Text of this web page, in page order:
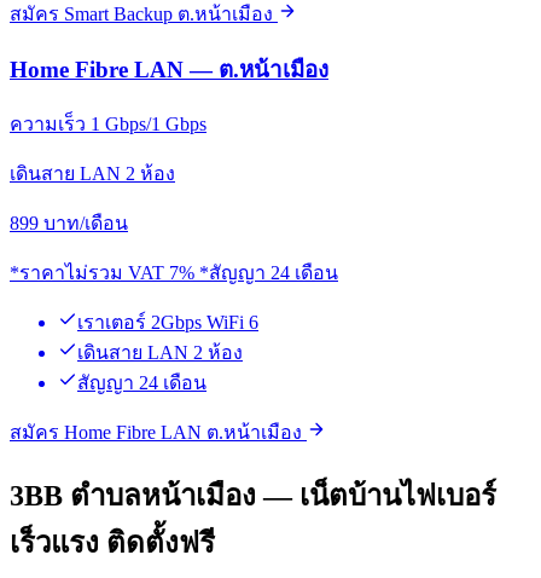
สมัคร Smart Backup ต.หน้าเมือง
Home Fibre LAN — ต.หน้าเมือง
ความเร็ว 1 Gbps/1 Gbps
เดินสาย LAN 2 ห้อง
899 บาท/เดือน
*ราคาไม่รวม VAT 7% *สัญญา 24 เดือน
เราเตอร์ 2Gbps WiFi 6
เดินสาย LAN 2 ห้อง
สัญญา 24 เดือน
สมัคร Home Fibre LAN ต.หน้าเมือง
3BB ตำบลหน้าเมือง — เน็ตบ้านไฟเบอร์
เร็วแรง ติดตั้งฟรี